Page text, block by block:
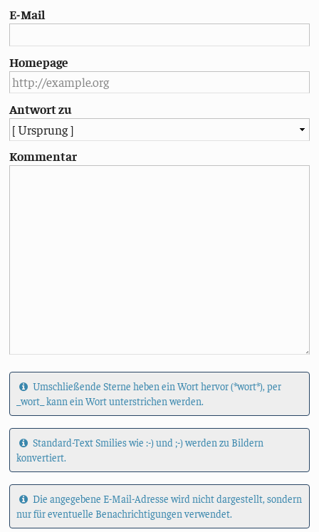
E-Mail
Homepage
Antwort zu
Kommentar
Umschließende Sterne heben ein Wort hervor (*wort*), per
_wort_ kann ein Wort unterstrichen werden.
Standard-Text Smilies wie :-) und ;-) werden zu Bildern
konvertiert.
Die angegebene E-Mail-Adresse wird nicht dargestellt, sondern
nur für eventuelle Benachrichtigungen verwendet.